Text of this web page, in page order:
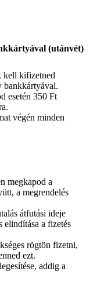
(utánvét)
kell kifizetned
bankkártyával.
esetén 350 Ft
végén minden
megkapod a
a megrendelés
átfutási ideje
elindítása a fizetés
rögtön fizetni,
ezt.
addig a